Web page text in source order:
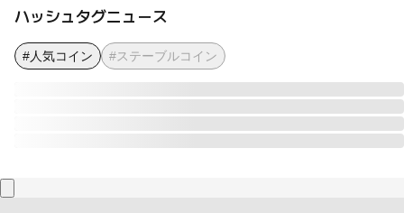
ハッシュタグニュース
#人気コイン #ステーブルコイン